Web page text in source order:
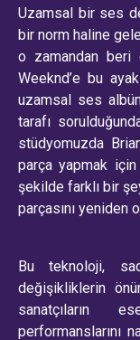
Uzamsal bir ses
bir norm haline
o zamandan beri
Weeknd’e bu
uzamsal ses
tarafı
stüdyomuzda
parça yapmak
şekilde farklı bir
parçasını yeniden
Bu teknoloji,
değişikliklerin
sanatçıların
performanslarını